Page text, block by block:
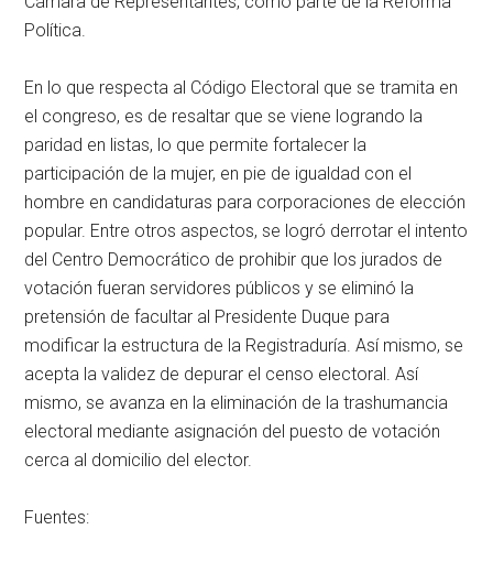
Política.
En lo que respecta al Código Electoral que se tramita en
el congreso, es de resaltar que se viene logrando la
paridad en listas, lo que permite fortalecer la
participación de la mujer, en pie de igualdad con el
hombre en candidaturas para corporaciones de elección
popular. Entre otros aspectos, se logró derrotar el intento
del Centro Democrático de prohibir que los jurados de
votación fueran servidores públicos y se eliminó la
pretensión de facultar al Presidente Duque para
modificar la estructura de la Registraduría. Así mismo, se
acepta la validez de depurar el censo electoral. Así
mismo, se avanza en la eliminación de la trashumancia
electoral mediante asignación del puesto de votación
cerca al domicilio del elector.
Fuentes: